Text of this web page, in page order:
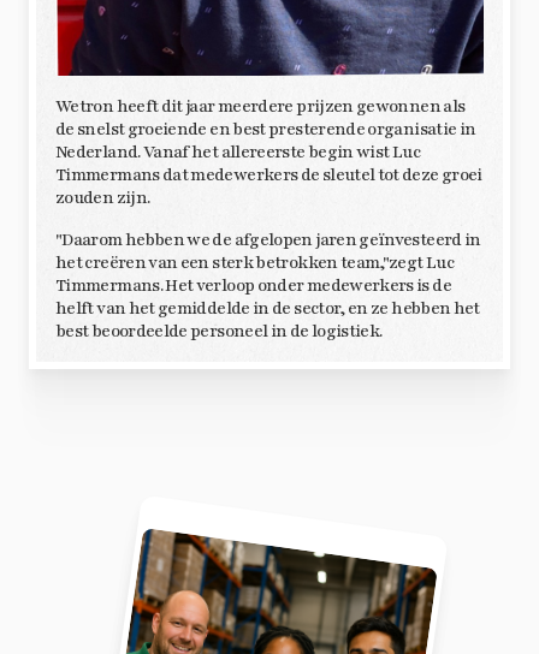
Wetron heeft dit jaar meerdere prijzen gewonnen als
de snelst groeiende en best presterende organisatie in
Nederland. Vanaf het allereerste begin wist Luc
Timmermans dat medewerkers de sleutel tot deze groei
zouden zijn.
"Daarom hebben we de afgelopen jaren geïnvesteerd in
het creëren van een sterk betrokken team,"zegt Luc
Timmermans. Het verloop onder medewerkers is de
helft van het gemiddelde in de sector, en ze hebben het
best beoordeelde personeel in de logistiek.